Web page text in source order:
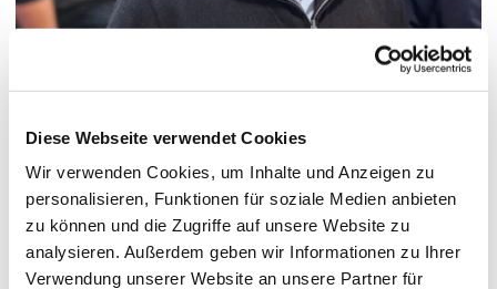
Diese Webseite verwendet Cookies
Wir verwenden Cookies, um Inhalte und Anzeigen zu
personalisieren, Funktionen für soziale Medien anbieten
zu können und die Zugriffe auf unsere Website zu
analysieren. Außerdem geben wir Informationen zu Ihrer
Verwendung unserer Website an unsere Partner für
© Hochschule Bremerhaven / Michael Vogel
Pronoun: Herr
Functions:
Professor für Entrepreneurship Education